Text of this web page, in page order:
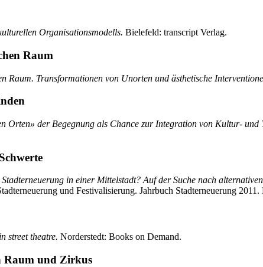
Organisationsmodells. Bielefeld: transcript Verlag.
Raum
Raum. Transformationen von Unorten und ästhetische
Orten» der Begegnung als Chance zur Integration von Kultur- und
in einer Mittelstadt? Auf der Suche nach
und Festivalisierung. Jahrbuch Stadterneuerung
street theatre. Norderstedt: Books on Demand.
Raum und Zirkus